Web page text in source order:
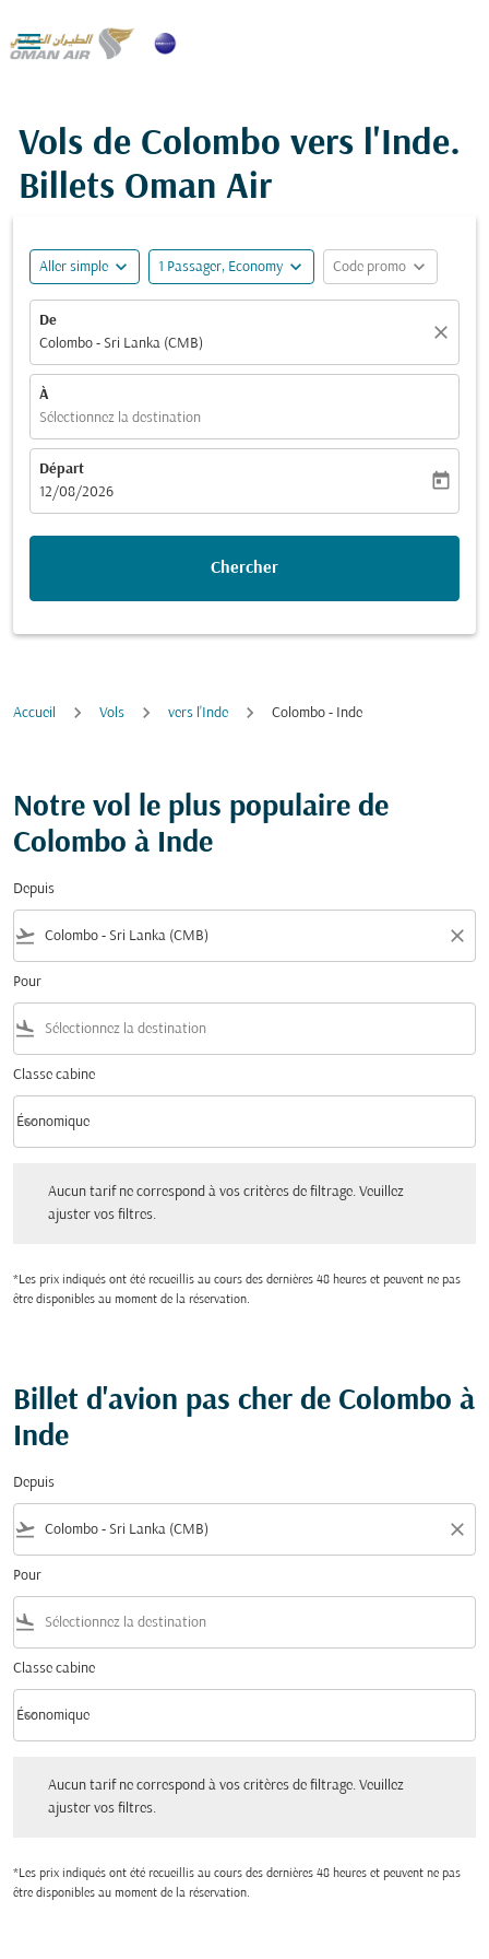

Vols de Colombo vers l'Inde.
Billets Oman Air
Aller simple expand_more 1 Passager, Economy expand_more Code promo expand_more
De
Colombo - Sri Lanka (CMB)
close
À
Sélectionnez la destination
Départ
fc-booking-departure-date-aria-label
12/08/2026
today
Chercher
Accueil Vols vers l'Inde Colombo - Inde
Notre vol le plus populaire de
Colombo à Inde
Depuis
flight_takeoff close
Pour
flight_land
Classe cabine
Classe cabine option Économique Selected
Économique
keyboard_arrow_down
Aucun tarif ne correspond à vos critères de filtrage. Veuillez
ajuster vos filtres.
*Les prix indiqués ont été recueillis au cours des dernières 48 heures et peuvent ne pas
être disponibles au moment de la réservation.
Billet d'avion pas cher de Colombo à
Inde
Depuis
flight_takeoff close
Pour
flight_land
Classe cabine
Classe cabine option Économique Selected
Économique
keyboard_arrow_down
Aucun tarif ne correspond à vos critères de filtrage. Veuillez
ajuster vos filtres.
*Les prix indiqués ont été recueillis au cours des dernières 48 heures et peuvent ne pas
être disponibles au moment de la réservation.